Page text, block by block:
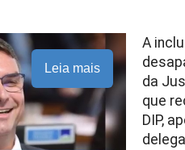
Leia mais
A
da
que
DIP,